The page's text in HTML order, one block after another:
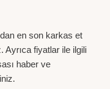
en son karkas et
Ayrıca fiyatlar ile ilgili
haber ve